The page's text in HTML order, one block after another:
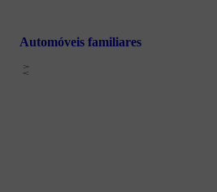
Automóveis familiares